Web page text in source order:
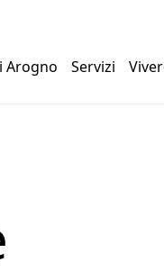
Arogno Servizi